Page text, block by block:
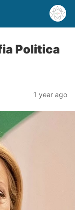
Politica
1 year ago